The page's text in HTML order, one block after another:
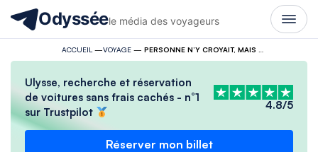
Odysséele média des voyageurs
ACCUEIL —VOYAGE—
Ulysse, recherche et réservation
de voitures sans frais cachés - n°1
sur Trustpilot
4.8/5
Réserver mon billet